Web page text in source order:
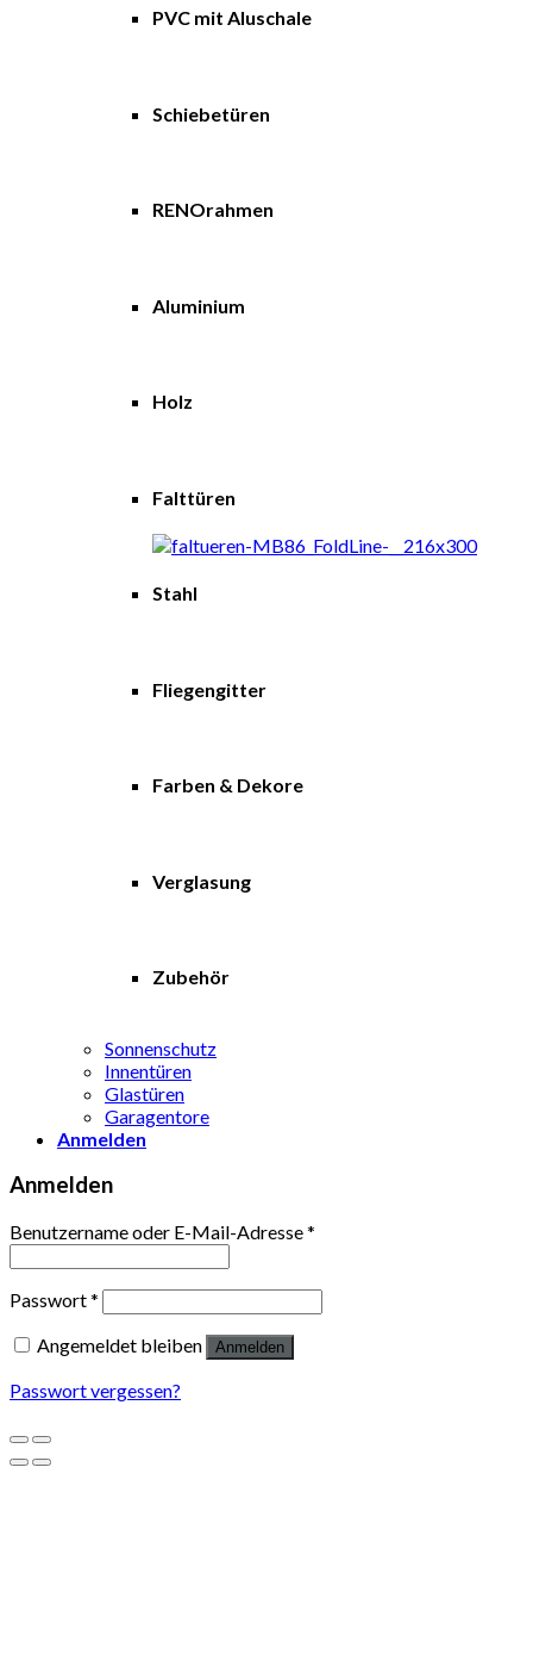
PVC mit Aluschale
Schiebetüren
RENOrahmen
Aluminium
Holz
Falttüren
Stahl
Fliegengitter
Farben & Dekore
Verglasung
Zubehör
Sonnenschutz
Innentüren
Glastüren
Garagentore
Anmelden
Anmelden
Benutzername oder E-Mail-Adresse*
Passwort*
Angemeldet bleiben
Anmelden
Passwort vergessen?